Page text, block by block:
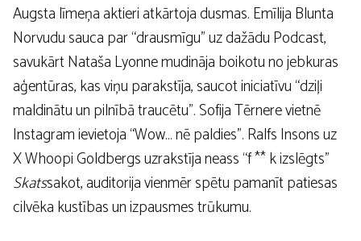
Augsta līmeņa aktieri atkārtoja dusmas. Emīlija Blunta
Norvudu sauca par “drausmīgu” uz dažādu Podcast,
savukārt Nataša Lyonne mudināja boikotu no jebkuras
aģentūras, kas viņu parakstīja, saucot iniciatīvu “dziļi
maldinātu un pilnībā traucētu”. Sofija Tērnere vietnē
Instagram ievietoja “Wow… nē paldies”. Ralfs Insons uz
X Whoopi Goldbergs uzrakstīja neass “f ** k izslēgts”
Skatssakot, auditorija vienmēr spētu pamanīt patiesas
cilvēka kustības un izpausmes trūkumu.